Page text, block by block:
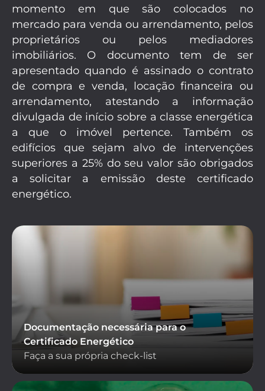
momento em que são colocados no
mercado para venda ou arrendamento, pelos
proprietários ou pelos mediadores
imobiliários. O documento tem de ser
apresentado quando é assinado o contrato
de compra e venda, locação financeira ou
arrendamento, atestando a informação
divulgada de início sobre a classe energética
a que o imóvel pertence. Também os
edifícios que sejam alvo de intervenções
superiores a 25% do seu valor são obrigados
a solicitar a emissão deste certificado
energético.
Documentação necessária para o
Certificado Energético
Faça a sua própria check-list